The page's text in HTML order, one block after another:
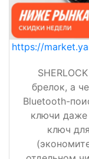
https://
брелок, а
Bluetooth-
ключи
ключ